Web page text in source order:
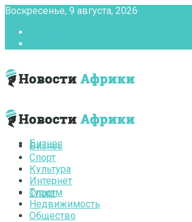
Воскресенье, 9 августа, 2026
Бизнес
Спорт
Бизнес
Спорт
Культура
Интернет
Туризм
Недвижимость
Общество